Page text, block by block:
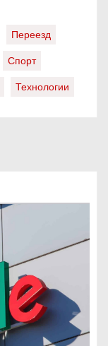
Переезд
Спорт
Технологии